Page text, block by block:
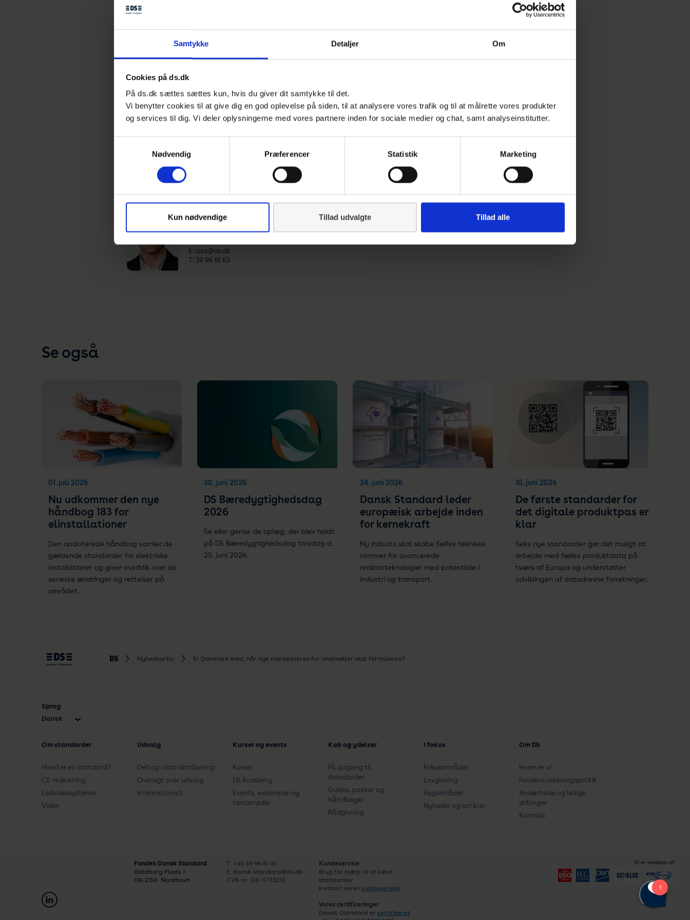
Samtykke Detaljer Om
Cookies på ds.dk
På ds.dk sættes sættes kun, hvis du giver dit samtykke til det.
Vi benytter cookies til at give dig en god oplevelse på siden, til at analysere vores trafik og til at målrette vores produkter
og services til dig. Vi deler oplysningerne med vores partnere inden for sociale medier og chat, samt analyseinstitutter.
Nødvendig
Præferencer Statistik Marketing
Kun nødvendige Tillad udvalgte Tillad alle
Asker Juul Aagren
Standardisering | Byggeri, Energi og Transport
E: asa@ds.dk
T: 39 96 61 63
Se også
01. juli 2026
Nu udkommer den nye
håndbog 183 for
elinstallationer
Den opdaterede håndbog samler de
gældende standarder for elektriske
installationer og giver overblik over de
seneste ændringer og rettelser på
området.
30. juni 2026
DS Bæredygtighedsdag
2026
Se eller gense de oplæg, der blev holdt
på DS Bæredygtighedsdag torsdag d.
25. juni 2026.
24. juni 2026
Dansk Standard leder
europæisk arbejde inden
for kernekraft
Ny indsats skal skabe fælles tekniske
rammer for avancerede
reaktorteknologier med potentiale i
industri og transport.
10. juni 2026
De første standarder for
det digitale produktpas er
klar
Seks nye standarder gør det muligt at
arbejde med fælles produktdata på
tværs af Europa og understøtter
udviklingen af datadrevne forretninger.
Nyhedsarkiv Er Danmark med, når nye markedskrav for vindmøller skal formuleres?
Sprog
Dansk
Om standarder
Hvad er en standard?
CE-mærkning
Ledelsessystemer
Viden
Udvalg
Deltag i standardisering
Oversigt over udvalg
Internationalt
Kurser og events
Kurser
DS Academy
Events, webinarer og
temamøder
Køb og ydelser
Få adgang til
standarder
Guides, pakker og
håndbøger
Rådgivning
I fokus
Fokusområder
Lovgivning
Fagområder
Nyheder og artikler
Om DS
Hvem er vi
Fondens uddelingspolitik
Ansættelse og ledige
stillinger
Kontakt
Fonden Dansk Standard
Göteborg Plads 1
DK-2150 Nordhavn
T: +45 39 96 61 01
E: dansk.standard@ds.dk
CVR-nr. DK-11733212
Kundeservice
Brug for hjælp til at købe
standarder
kontakt vores kundeservice
Vores certificeringer
Dansk Standard er certificeret
Vi er medlem af